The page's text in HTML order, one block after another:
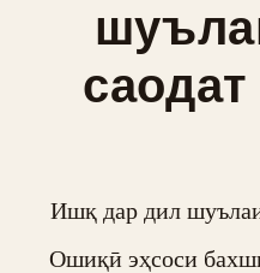
Ишқ дар дил шуълаи
Ошиқӣ эҳсоси